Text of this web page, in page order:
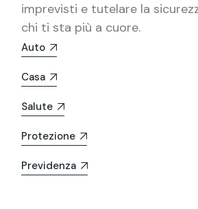
imprevisti e tutelare la
chi ti sta più a cuore.
Auto
Casa
Salute
Protezione
Previdenza